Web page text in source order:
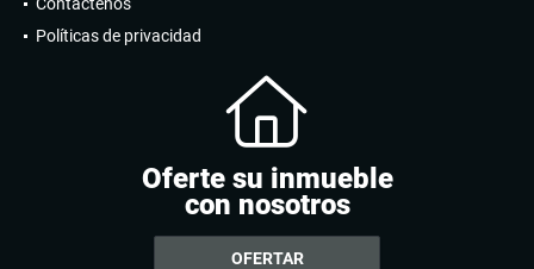
Políticas de privacidad
Oferte su inmueble
con nosotros
OFERTAR